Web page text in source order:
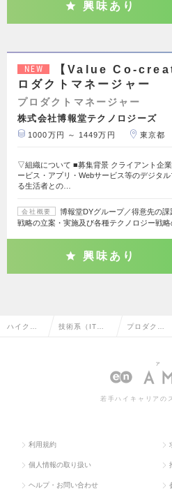
興味あり
NEW
【Value Co-
ロダクトマネージャー
プロダクトマネージャー
株式会社博報堂テクノロジーズ
1000万円 ～ 1449万円 東京都
▽組織について ■募集背景 クライアント企
ービス・アプリ・Webサービス等のデジタ
る生活者との…
会社概要
博報堂DYグループ／得意先の
戦略の立案・実施及び各種テクノロジー戦
興味あり
ハイクラ 技術系（IT・W プロダクト
ー
若手ハイキャリアの
利用規約
個人情報の取り扱い
ヘルプ・お問い合わせ